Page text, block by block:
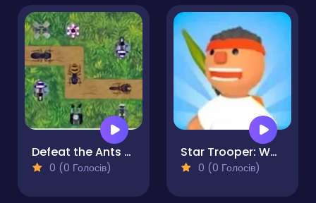
Defeat the Ants TD
0 (0 Голосів)
Star Trooper: War for Survival
0 (0 Голосів)